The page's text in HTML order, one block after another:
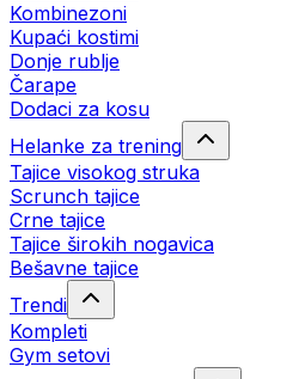
Kombinezoni
Kupaći kostimi
Donje rublje
Čarape
Dodaci za kosu
Helanke za trening
Tajice visokog struka
Scrunch tajice
Crne tajice
Tajice širokih nogavica
Bešavne tajice
Trendi
Kompleti
Gym setovi